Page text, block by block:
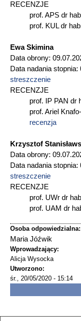
RECENZJE
prof. APS dr
prof. KUL dr
Ewa Skimina
Data obrony:
Data nadania stopnia:
streszczenie
RECENZJE
prof. IP PAN dr
prof. Ariel
recenzja
Krzysztof
Data obrony:
Data nadania stopnia:
streszczenie
RECENZJE
prof. UWr dr
prof. UAM dr
Osoba odpowiedzialna:
Maria Jóźwik
Wprowadzający:
Alicja Wysocka
Utworzono:
śr., 20/05/2020 - 15:14